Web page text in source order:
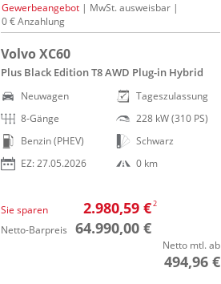
Gewerbeangebot| MwSt. ausweisbar |
0 € Anzahlung
Volvo XC60
Plus Black Edition T8 AWD Plug-in Hybrid
Neuwagen
8-Gänge
Benzin (PHEV)
EZ: 27.05.2026
Tageszulassung
228 kW (310 PS)
Schwarz
0 km
Sie sparen 2.980,59 €2
Netto-Barpreis 64.990,00 €
Netto mtl. ab
494,96 €